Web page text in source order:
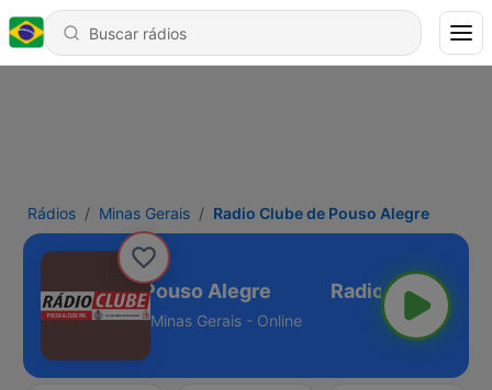
Rádios Minas Gerais Radio Clube de Pouso Alegre
Clube de Pouso Alegre
Minas Gerais - Online